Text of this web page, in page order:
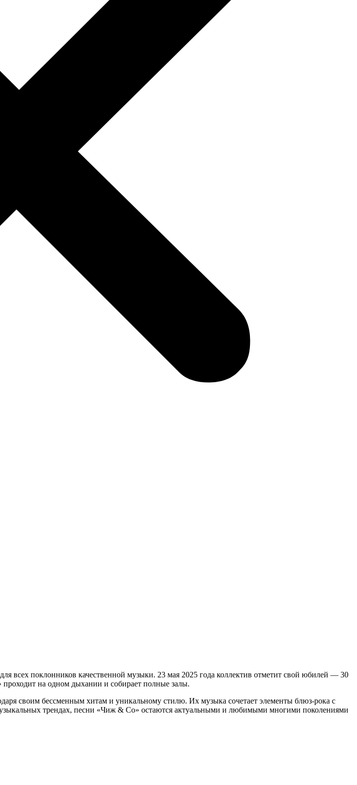
всех поклонников качественной музыки. 23 мая 2025 года коллектив отметит свой юбилей — 30
на одном дыхании и собирает полные залы.
своим бессменным хитам и уникальному стилю. Их музыка сочетает элементы блюз-рока с
трендах, песни «Чиж & Co» остаются актуальными и любимыми многими поколениями